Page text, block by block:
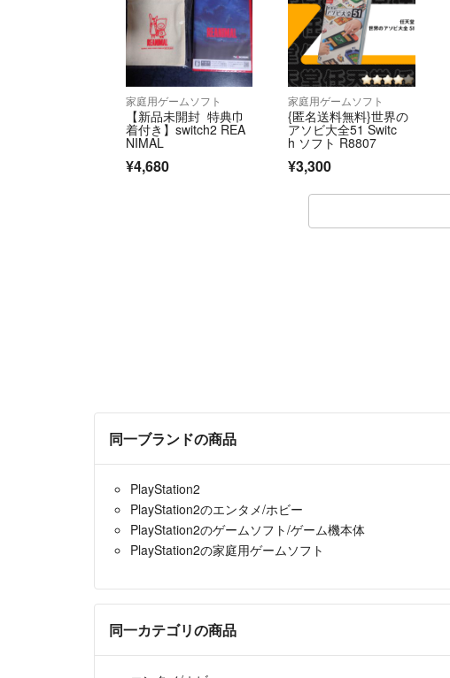
家庭用ゲームソフト
【新品未開封 特典巾
着付き】switch2 REA
NIMAL
¥4,680
家庭用ゲームソフト
{匿名送料無料}世界の
アソビ大全51 Switc
h ソフト R8807
¥3,300
同一ブランドの商品
PlayStation2
PlayStation2のエンタメ/ホビー
PlayStation2のゲームソフト/ゲーム機本体
PlayStation2の家庭用ゲームソフト
同一カテゴリの商品